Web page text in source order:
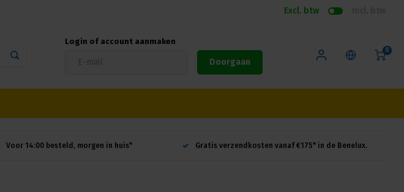
Excl. btw
Login of account aanmaken
Doorgaan
0
Voor 14:00 besteld, morgen in huis* Gratis verzendkosten vanaf €175* in de Benelux.